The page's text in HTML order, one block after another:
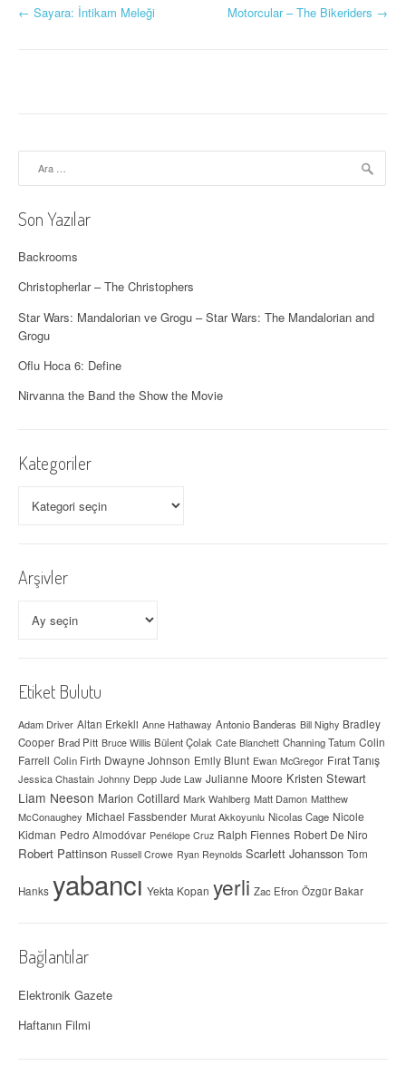
Y
d
o
l
a
ş
ı
m
ı
← Sayara: İntikam Meleği Motorcular – The Bikeriders →
Son Yazılar
Backrooms
Christopherlar – The Christophers
Star Wars: Mandalorian ve Grogu – Star Wars: The Mandalorian and
Grogu
Oflu Hoca 6: Define
Nirvanna the Band the Show the Movie
Kategoriler
Arşivler
Etiket Bulutu
Adam Driver Altan Erkekli Anne Hathaway Antonio Banderas Bill Nighy Bradley
Cooper Brad Pitt Bruce Willis Bülent Çolak Cate Blanchett Channing Tatum Colin
Farrell Colin Firth Dwayne Johnson Emily Blunt Ewan McGregor Fırat Tanış
Jessica Chastain Johnny Depp Jude Law Julianne Moore Kristen Stewart
Liam Neeson Marion Cotillard Mark Wahlberg Matt Damon Matthew
McConaughey Michael Fassbender Murat Akkoyunlu Nicolas Cage Nicole
Kidman Pedro Almodóvar Penélope Cruz Ralph Fiennes Robert De Niro
Robert Pattinson Russell Crowe Ryan Reynolds Scarlett Johansson Tom
Hanks yabancı Yekta Kopan yerli Zac Efron Özgür Bakar
Bağlantılar
Elektronik Gazete
Haftanın Filmi